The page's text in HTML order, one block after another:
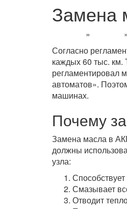
Замена
»
Согласно
каждых 60 тыс. км.
регламентировал
автоматов».
машинах.
Почему
Замена масла в
должны
узла:
Смазывает
Отводит